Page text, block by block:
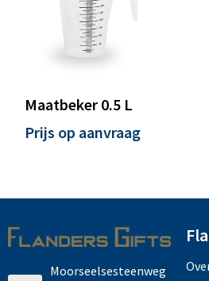
Maatbeker 0.5 L
Prijs op aanvraag
Moorseelsesteenweg